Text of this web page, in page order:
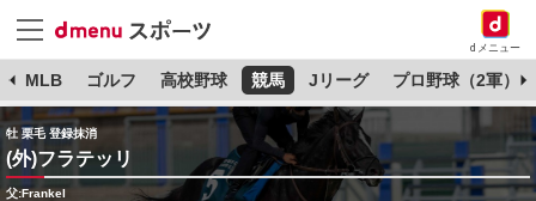
dメニュー
MLB ゴルフ 高校野球 競馬 Jリーグ プロ野球（2軍）
牡 栗毛 登録抹消
(外)フラテッリ
父:Frankel